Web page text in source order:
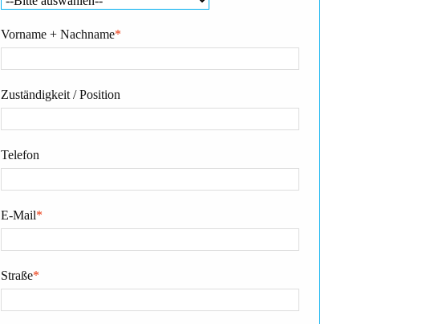
*
Vorname + Nachname
Zuständigkeit / Position
Telefon
*
E-Mail
*
Straße